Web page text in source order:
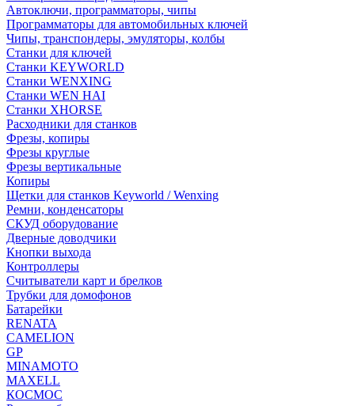
Автоключи, программаторы, чипы
Программаторы для автомобильных ключей
Чипы, транспондеры, эмуляторы, колбы
Станки для ключей
Станки KEYWORLD
Станки WENXING
Станки WEN HAI
Станки XHORSE
Расходники для станков
Фрезы, копиры
Фрезы круглые
Фрезы вертикальные
Копиры
Щетки для станков Keyworld / Wenxing
Ремни, конденсаторы
СКУД оборудование
Дверные доводчики
Кнопки выхода
Контроллеры
Считыватели карт и брелков
Трубки для домофонов
Батарейки
RENATA
CAMELION
GP
MINAMOTO
MAXELL
КОСМОС